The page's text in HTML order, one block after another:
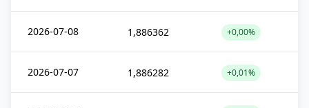
2026-07-08 1,886362 +0,00%
2026-07-07 1,886282 +0,01%